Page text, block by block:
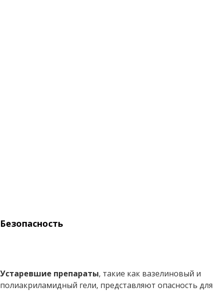
Безопасность
Устаревшие препараты, такие как вазелиновый и
полиакриламидный гели, представляют опасность для